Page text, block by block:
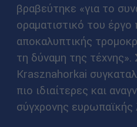
βραβεύτηκε «για το
οραματιστικό του
αποκαλυπτικής
τη δύναμη της
Krasznahorkai
πιο ιδιαίτερες και
σύγχρονης ευρωπαϊκής